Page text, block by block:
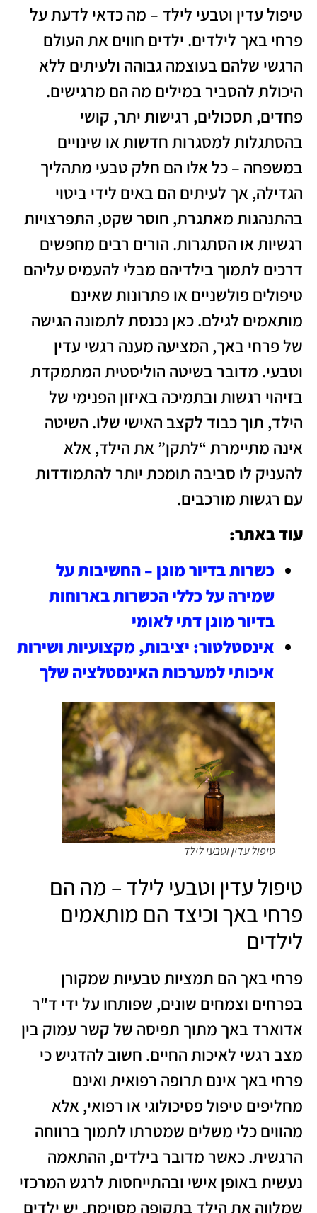
טיפול עדין וטבעי לילד – מה כדאי לדעת על
פרחי באך לילדים. ילדים חווים את העולם
הרגשי שלהם בעוצמה גבוהה ולעיתים ללא
היכולת להסביר במילים מה הם מרגישים.
פחדים, תסכולים, רגישות יתר, קושי
בהסתגלות למסגרות חדשות או שינויים
במשפחה – כל אלו הם חלק טבעי מתהליך
הגדילה, אך לעיתים הם באים לידי ביטוי
בהתנהגות מאתגרת, חוסר שקט, התפרצויות
רגשיות או הסתגרות. הורים רבים מחפשים
דרכים לתמוך בילדיהם מבלי להעמיס עליהם
טיפולים פולשניים או פתרונות שאינם
מותאמים לגילם. כאן נכנסת לתמונה הגישה
של פרחי באך, המציעה מענה רגשי עדין
וטבעי. מדובר בשיטה הוליסטית המתמקדת
בזיהוי רגשות ובתמיכה באיזון הפנימי של
הילד, תוך כבוד לקצב האישי שלו. השיטה
אינה מתיימרת “לתקן” את הילד, אלא
להעניק לו סביבה תומכת יותר להתמודדות
עם רגשות מורכבים.
עוד באתר:
כשרות בדיור מוגן – החשיבות על
שמירה על כללי הכשרות בארוחות
בדיור מוגן דתי לאומי
אינסטלטור: יציבות, מקצועיות ושירות
איכותי למערכות האינסטלציה שלך
טיפול עדין וטבעי לילד
טיפול עדין וטבעי לילד – מה הם
פרחי באך וכיצד הם מותאמים
לילדים
פרחי באך הם תמציות טבעיות שמקורן
בפרחים וצמחים שונים, שפותחו על ידי ד"ר
אדוארד באך מתוך תפיסה של קשר עמוק בין
מצב רגשי לאיכות החיים. חשוב להדגיש כי
פרחי באך אינם תרופה רפואית ואינם
מחליפים טיפול פסיכולוגי או רפואי, אלא
מהווים כלי משלים שמטרתו לתמוך ברווחה
הרגשית. כאשר מדובר בילדים, ההתאמה
נעשית באופן אישי ובהתייחסות לרגש המרכזי
שמלווה את הילד בתקופה מסוימת. יש ילדים